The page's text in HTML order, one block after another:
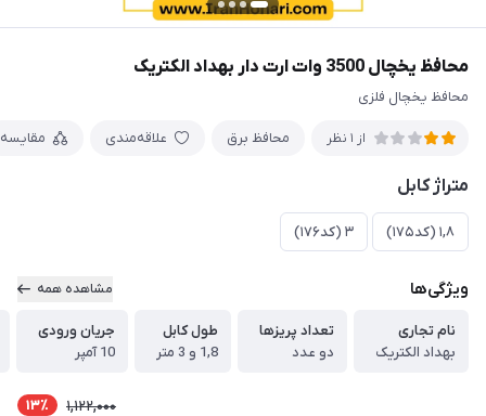
محافظ یخچال 3500 وات ارت دار بهداد الکتریک
محافظ یخچال فلزی
از 1 نظر محافظ برق علاقه‌مندی مقایسه
متراژ کابل
1,8 (کد175) 3 (کد176)
ویژگی‌ها مشاهده همه
نام تجاری
بهداد الکتریک
تعداد پریزها
دو عدد
طول کابل
1,8 و 3 متر
جریان ورودی
10 آمپر
1,122,000 13٪